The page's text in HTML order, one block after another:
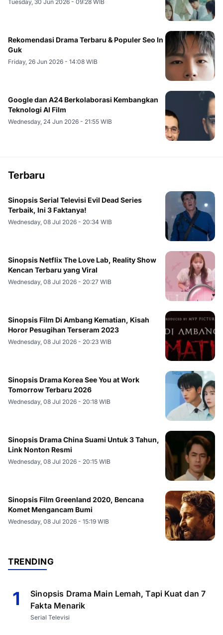
Tuesday, 30 Jun 2026 - 09:28 WIB
Rekomendasi Drama Terbaru & Populer Seo In
Guk
Friday, 26 Jun 2026 - 14:08 WIB
Google dan A24 Berkolaborasi Kembangkan
Teknologi AI Film
Wednesday, 24 Jun 2026 - 21:55 WIB
Terbaru
Sinopsis Serial Televisi Evil Dead Series
Terbaik, Ini 3 Faktanya!
Wednesday, 08 Jul 2026 - 20:34 WIB
Sinopsis Netflix The Love Lab, Reality Show
Kencan Terbaru yang Viral
Wednesday, 08 Jul 2026 - 20:27 WIB
Sinopsis Film Di Ambang Kematian, Kisah
Horor Pesugihan Terseram 2023
Wednesday, 08 Jul 2026 - 20:23 WIB
Sinopsis Drama Korea See You at Work
Tomorrow Terbaru 2026
Wednesday, 08 Jul 2026 - 20:18 WIB
Sinopsis Drama China Suami Untuk 3 Tahun,
Link Nonton Resmi
Wednesday, 08 Jul 2026 - 20:15 WIB
Sinopsis Film Greenland 2020, Bencana
Komet Mengancam Bumi
Wednesday, 08 Jul 2026 - 15:19 WIB
TRENDING
1
Sinopsis Drama Main Lemah, Tapi Kuat dan 7
Fakta Menarik
Serial Televisi